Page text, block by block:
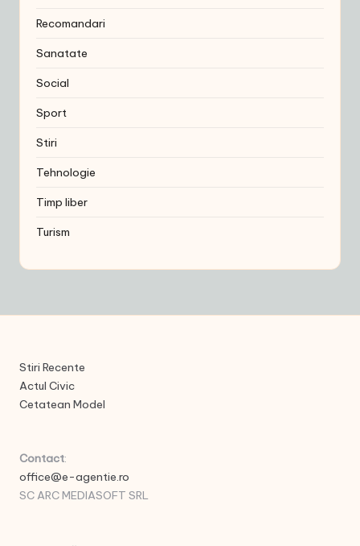
Recomandari
Sanatate
Social
Sport
Stiri
Tehnologie
Timp liber
Turism
Stiri Recente
Actul Civic
Cetatean Model
Contact:
office@e-agentie.ro
SC ARC MEDIASOFT SRL